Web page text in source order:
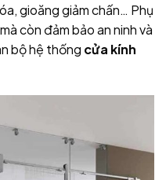
gioăng giảm chấn… Phụ
còn đảm bảo an ninh và
bộ hệ thống cửa kính